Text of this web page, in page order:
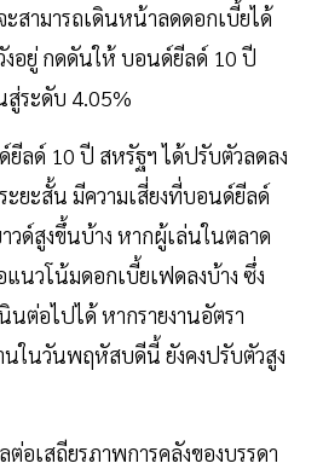
ะสามารถเดินหน้าลดดอกเบี้ยได้
งอยู่ กดดันให้ บอนด์ยีลด์ 10 ปี
ระดับ 4.05%
ยีลด์ 10 ปี สหรัฐฯ ได้ปรับตัวลดลง
ะยะสั้น มีความเสี่ยงที่บอนด์ยีลด์
วด์สูงขึ้นบ้าง หากผู้เล่นในตลาด
นวโน้มดอกเบี้ยเฟดลงบ้าง ซึ่ง
นต่อไปได้ หากรายงานอัตรา
นในวันพฤหัสบดีนี้ ยังคงปรับตัวสูง
อเสถียรภาพการคลังของบรรดา